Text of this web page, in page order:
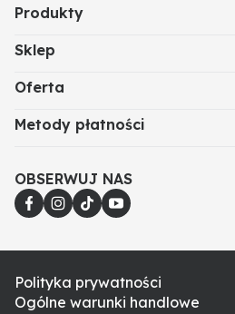
Produkty
Sklep
Oferta
Metody płatności
OBSERWUJ NAS
Polityka prywatności
Ogólne warunki handlowe